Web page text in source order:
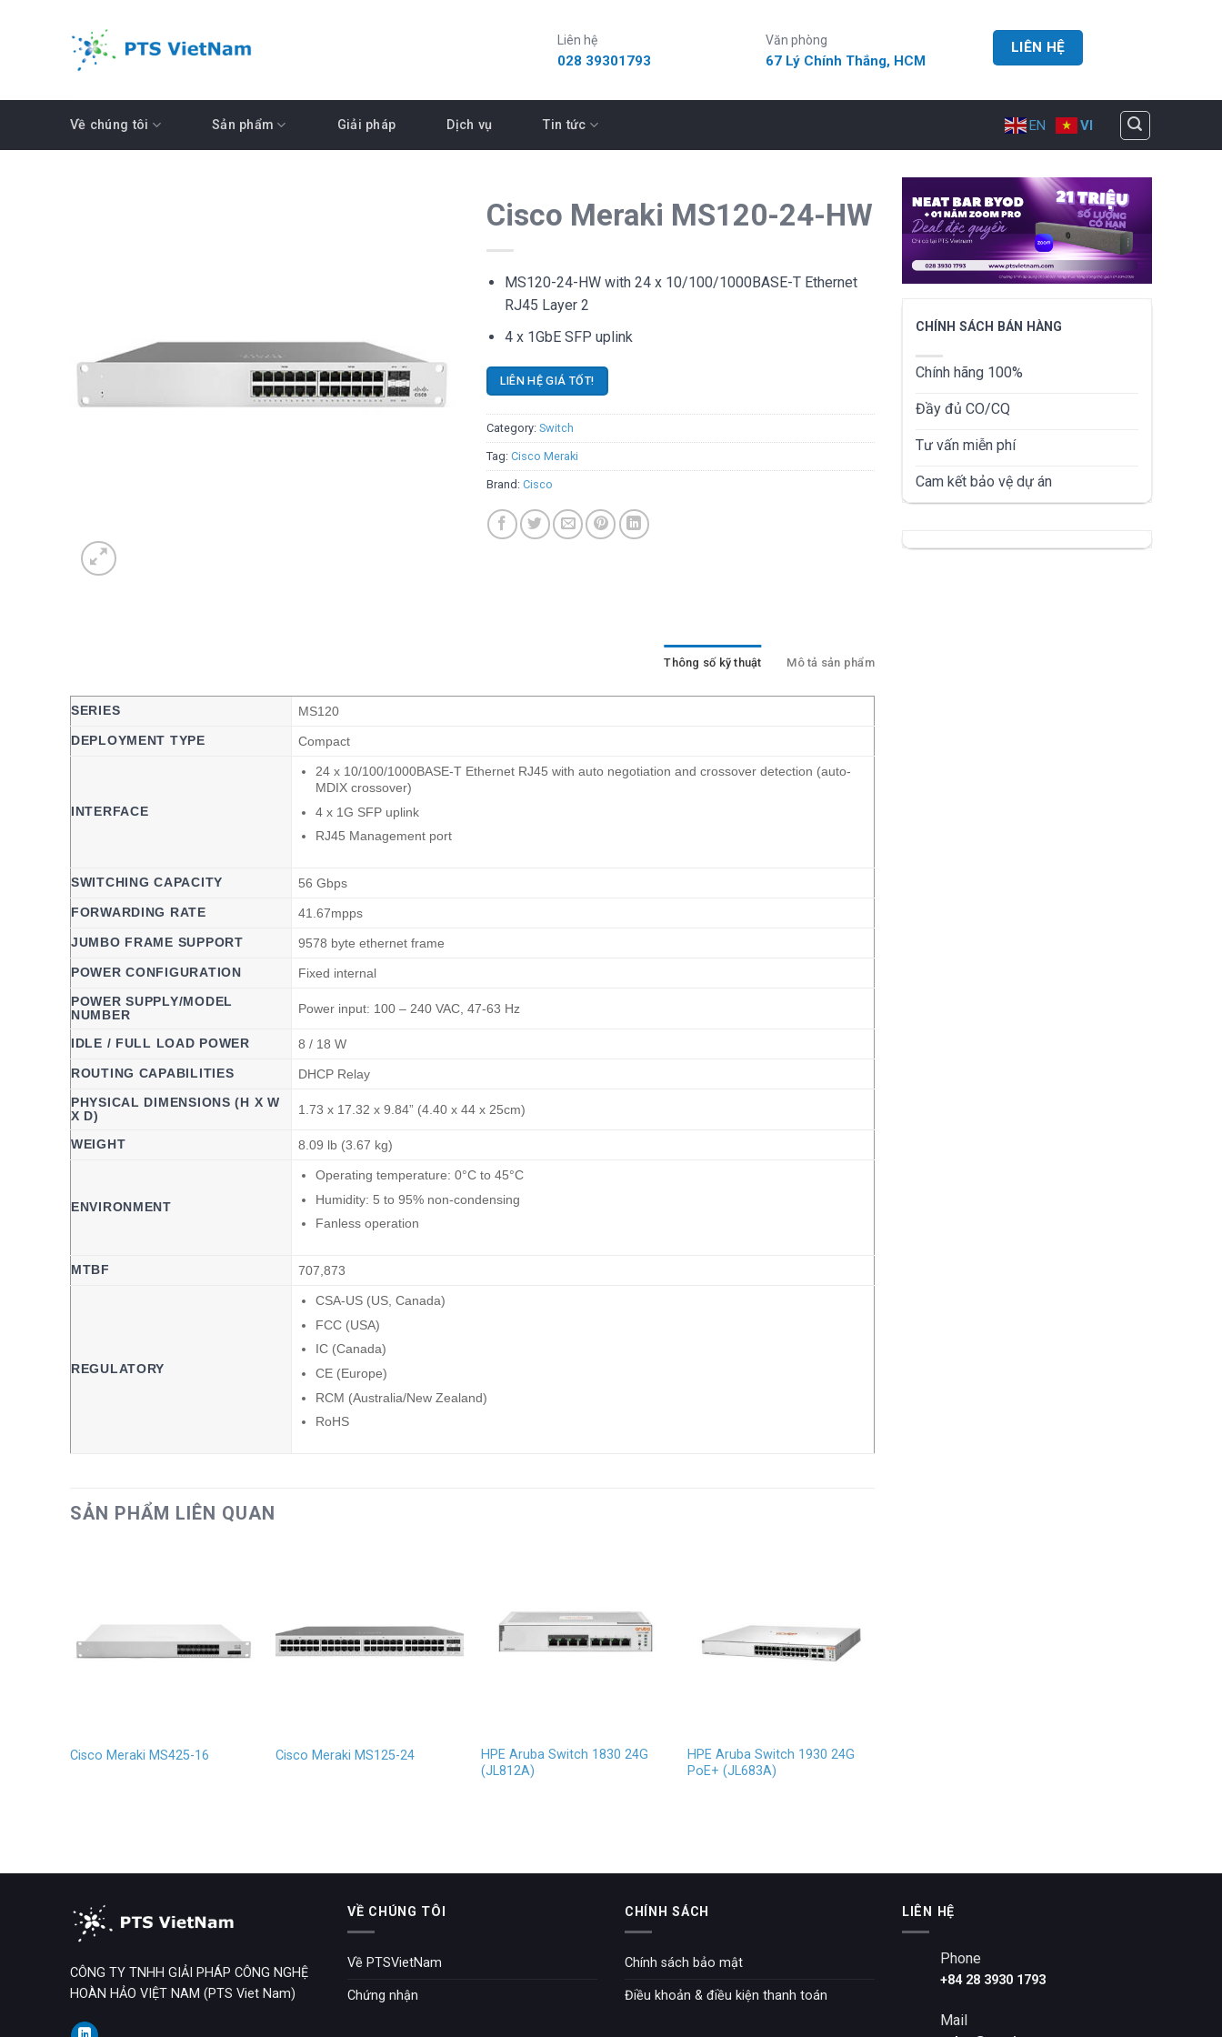
Liên hệ
028 39301793
Văn phòng
67 Lý Chính Thắng, HCM
LIÊN HỆ
Về chúng tôi Sản phẩm Giải pháp Dịch vụ Tin tức EN VI
Cisco Meraki MS120-24-HW
MS120-24-HW with 24 x 10/100/1000BASE-T Ethernet
RJ45 Layer 2
4 x 1GbE SFP uplink
LIÊN HỆ GIÁ TỐT!
Category: Switch
Tag: Cisco Meraki
Brand: Cisco
Thông số kỹ thuật Mô tả sản phẩm
SERIES
MS120
DEPLOYMENT TYPE
Compact
INTERFACE
24 x 10/100/1000BASE-T Ethernet RJ45 with auto negotiation and crossover detection (auto-
MDIX crossover)
4 x 1G SFP uplink
RJ45 Management port
SWITCHING CAPACITY
56 Gbps
FORWARDING RATE
41.67mpps
JUMBO FRAME SUPPORT
9578 byte ethernet frame
POWER CONFIGURATION
Fixed internal
POWER SUPPLY/MODEL
NUMBER
Power input: 100 – 240 VAC, 47-63 Hz
IDLE / FULL LOAD POWER
8 / 18 W
ROUTING CAPABILITIES
DHCP Relay
PHYSICAL DIMENSIONS (H X W
X D)
1.73 x 17.32 x 9.84” (4.40 x 44 x 25cm)
WEIGHT 8.09 lb (3.67 kg)
ENVIRONMENT
Operating temperature: 0°C to 45°C
Humidity: 5 to 95% non-condensing
Fanless operation
MTBF 707,873
REGULATORY
CSA-US (US, Canada)
FCC (USA)
IC (Canada)
CE (Europe)
RCM (Australia/New Zealand)
RoHS
SẢN PHẨM LIÊN QUAN
Cisco Meraki MS425-16 Cisco Meraki MS125-24
HPE Aruba Switch 1830 24G
(JL812A)
HPE Aruba Switch 1930 24G
PoE+ (JL683A)
CHÍNH SÁCH BÁN HÀNG
Chính hãng 100%
Đầy đủ CO/CQ
Tư vấn miễn phí
Cam kết bảo vệ dự án
CÔNG TY TNHH GIẢI PHÁP CÔNG NGHỆ
HOÀN HẢO VIỆT NAM (PTS Viet Nam)
VỀ CHÚNG TÔI
Về PTSVietNam
Chứng nhận
CHÍNH SÁCH
Chính sách bảo mật
Điều khoản & điều kiện thanh toán
LIÊN HỆ
Phone
+84 28 3930 1793
Mail